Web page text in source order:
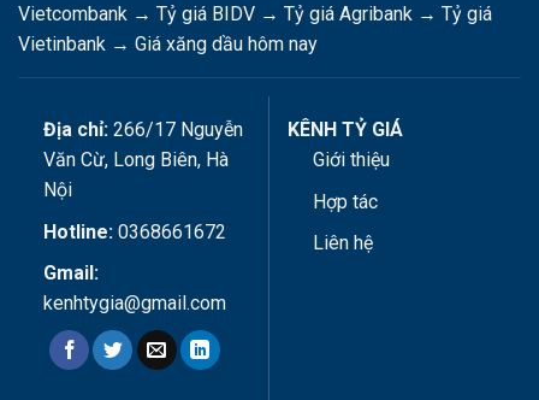
Vietcombank → Tỷ giá BIDV → Tỷ giá Agribank → Tỷ giá
Vietinbank → Giá xăng dầu hôm nay
Địa chỉ:266/17 Nguyễn
Văn Cừ, Long Biên, Hà
Nội
Hotline:0368661672
Gmail:
kenhtygia@gmail.com
KÊNH TỶ GIÁ
Giới thiệu
Hợp tác
Liên hệ